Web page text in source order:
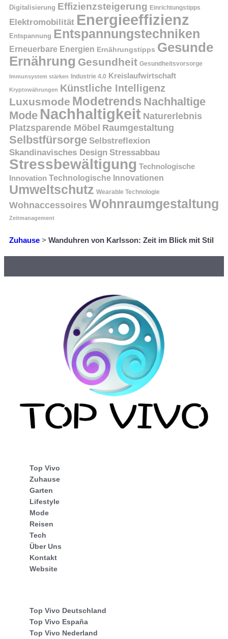
Digitalisierung Effizienzsteigerung Einrichtungstipps
Elektromobilität Energieeffizienz
Entspannung Entspannungstechniken
Erneuerbare Energien Ernährungstipps Gesunde
Ernährung Gesundheit Gesundheitsvorsorge
Immunsystem stärken Industrie 4.0 Kreislaufwirtschaft
Kryptowährungen Künstliche Intelligenz
Luxusmode Modetrends Nachhaltige
Mode Nachhaltigkeit Naturerlebnis
Platzsparende Möbel Raumgestaltung
Selbstfürsorge Selbstreflexion
Skandinavisches Design Stressabbau
Stressbewältigung Technologische
Innovation Technologische Innovationen
Umweltschutz Wearable Technologie
Wohnaccessoires Wohnraumgestaltung
Zeitmanagement
Zuhause > Wanduhren von Karlsson: Zeit im Blick mit Stil
Top Vivo
Zuhause
Garten
Lifestyle
Mode
Reisen
Tech
Über Uns
Kontakt
Website
Top Vivo Deutschland
Top Vivo España
Top Vivo Nederland